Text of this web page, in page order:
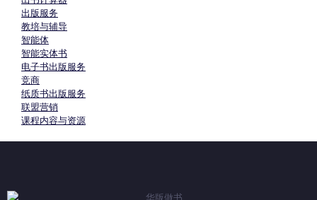
出版服务
教培与辅导
智能体
智能实体书
电子书出版服务
竞商
纸质书出版服务
联盟营销
课程内容与资源